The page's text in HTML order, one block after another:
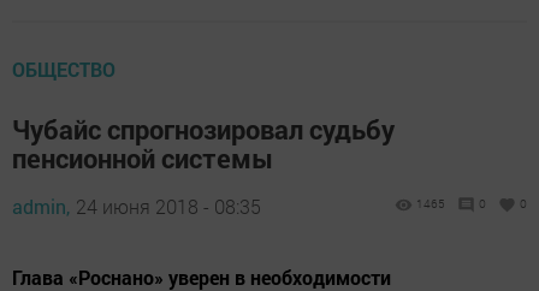
ОБЩЕСТВО
Чубайс спрогнозировал судьбу
пенсионной системы
admin, 24 июня 2018 - 08:35 1465 0 0
Глава «Роснано» уверен в необходимости